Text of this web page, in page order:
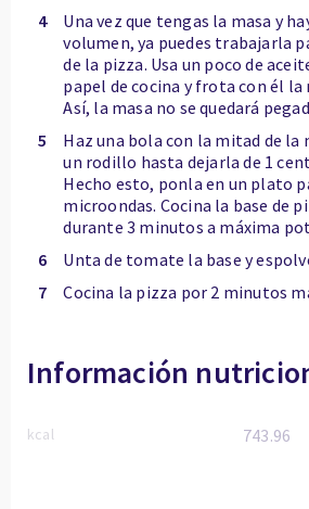
4
Una vez que tengas la masa y
volumen, ya puedes trabajarla
de la pizza. Usa un poco de
papel de cocina y frota con él la
Así, la masa no se quedará
5
Haz una bola con la mitad de la
un rodillo hasta dejarla de 1
Hecho esto, ponla en un plato
microondas. Cocina la base de
durante 3 minutos a máxima
6
Unta de tomate la base y
7
Cocina la pizza por 2 minutos
Información
kcal 743.96